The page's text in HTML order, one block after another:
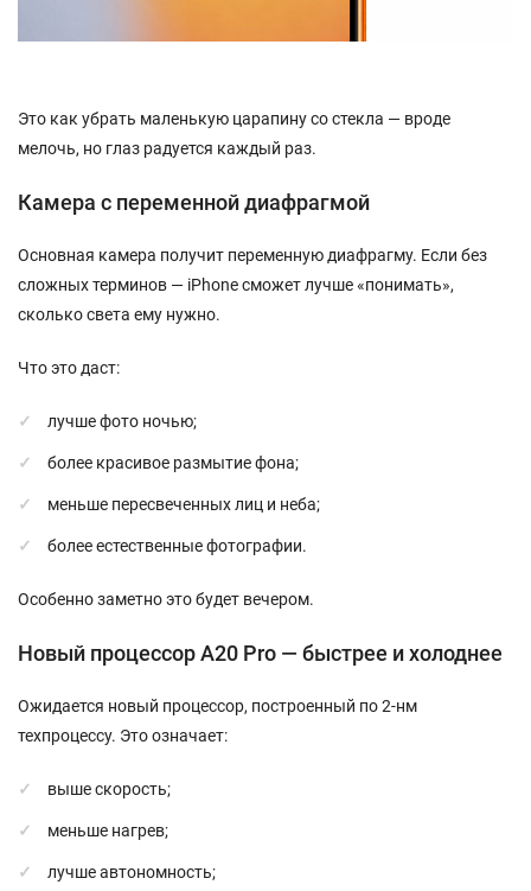
Это как убрать маленькую царапину со стекла — вроде
мелочь, но глаз радуется каждый раз.
Камера с переменной диафрагмой
Основная камера получит переменную диафрагму. Если без
сложных терминов — iPhone сможет лучше «понимать»,
сколько света ему нужно.
Что это даст:
лучше фото ночью;
более красивое размытие фона;
меньше пересвеченных лиц и неба;
более естественные фотографии.
Особенно заметно это будет вечером.
Новый процессор A20 Pro — быстрее и холоднее
Ожидается новый процессор, построенный по 2-нм
техпроцессу. Это означает:
выше скорость;
меньше нагрев;
лучше автономность;